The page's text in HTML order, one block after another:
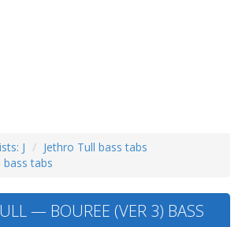
J
Jethro Tull bass tabs
bass tabs
— BOUREE (VER 3) BASS